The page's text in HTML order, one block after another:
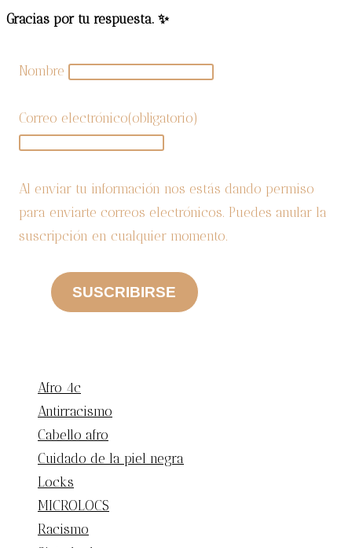
a
mujeres
Gracias por tu respuesta. ✨
Nombre
Correo electrónico(obligatorio)
Al enviar tu información nos estás dando permiso
para enviarte correos electrónicos. Puedes anular la
suscripción en cualquier momento.
SUSCRIBIRSE
Afro 4c
Antirracismo
Cabello afro
Cuidado de la piel negra
Locks
MICROLOCS
Racismo